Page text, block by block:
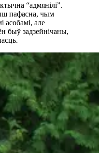
“адмянілі”.
пафасна, чым
асобамі, але
быў задзейнічаны,